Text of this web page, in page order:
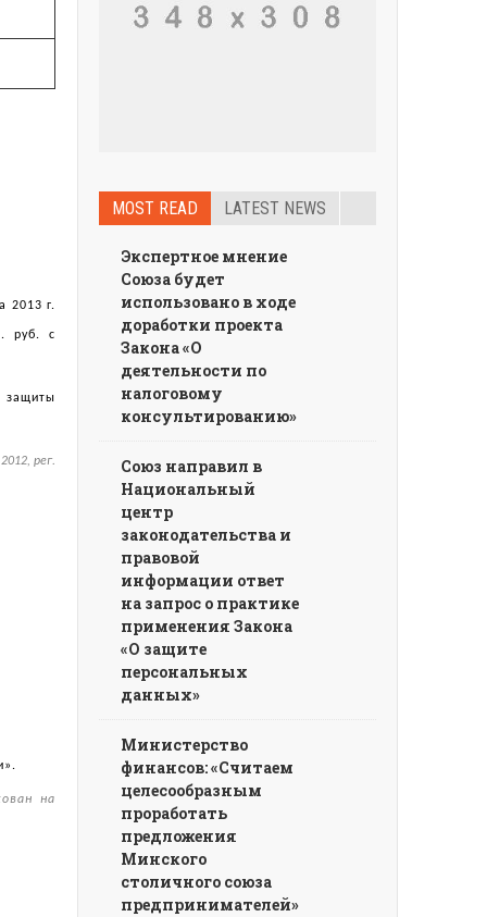
2013 г.
руб. с
защиты
рег.
на
MOST READ LATEST NEWS
Экспертное мнение
Союза будет
использовано в ходе
доработки проекта
Закона «О
деятельности по
налоговому
консультированию»
Союз направил в
Национальный
центр
законодательства и
правовой
информации ответ
на запрос о практике
применения Закона
«О защите
персональных
данных»
Министерство
финансов: «Считаем
целесообразным
проработать
предложения
Минского
столичного союза
предпринимателей»